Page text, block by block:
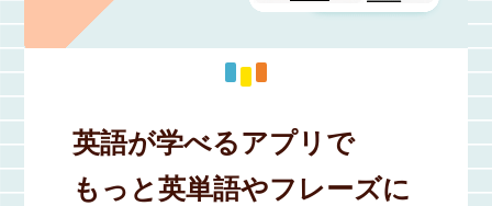
英語が学べるアプリで
もっと英単語やフレーズに